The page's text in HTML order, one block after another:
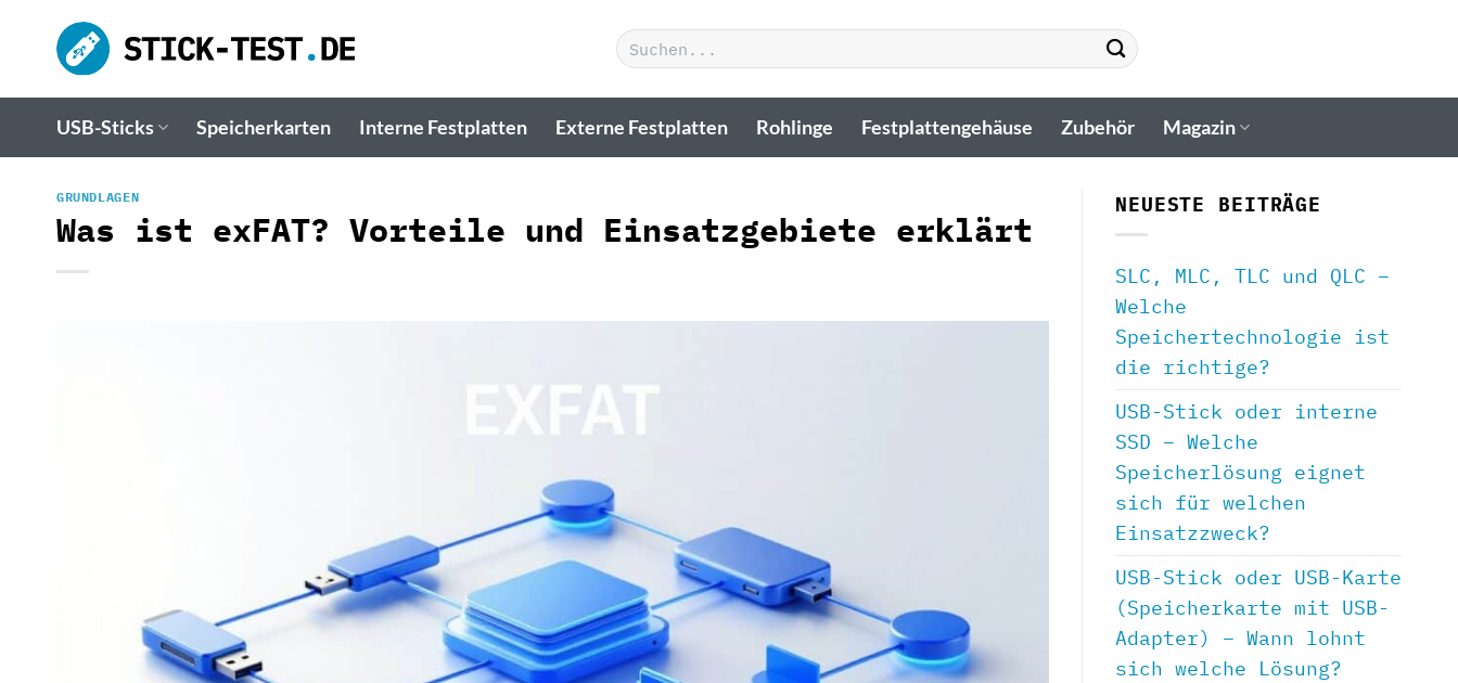
Inhalt
springen
Suchen
nach:
USB-Sticks Speicherkarten Interne Festplatten Externe Festplatten Rohlinge Festplattengehäuse Zubehör Magazin
GRUNDLAGEN
Was ist exFAT? Vorteile und Einsatzgebiete erklärt
NEUESTE BEITRÄGE
SLC, MLC, TLC und QLC –
Welche
Speichertechnologie ist
die richtige?
USB-Stick oder interne
SSD – Welche
Speicherlösung eignet
sich für welchen
Einsatzzweck?
USB-Stick oder USB-Karte
(Speicherkarte mit USB-
Adapter) – Wann lohnt
sich welche Lösung?